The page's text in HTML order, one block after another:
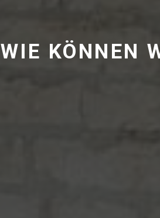
WIE KÖNNEN